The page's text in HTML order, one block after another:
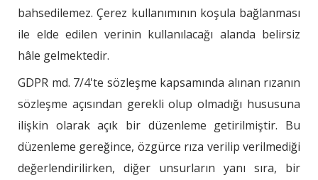
bahsedilemez. Çerez kullanımının koşula bağlanması
ile elde edilen verinin kullanılacağı alanda belirsiz
hâle gelmektedir.
GDPR md. 7/4'te sözleşme kapsamında alınan rızanın
sözleşme açısından gerekli olup olmadığı hususuna
ilişkin olarak açık bir düzenleme getirilmiştir. Bu
düzenleme gereğince, özgürce rıza verilip verilmediği
değerlendirilirken, diğer unsurların yanı sıra, bir